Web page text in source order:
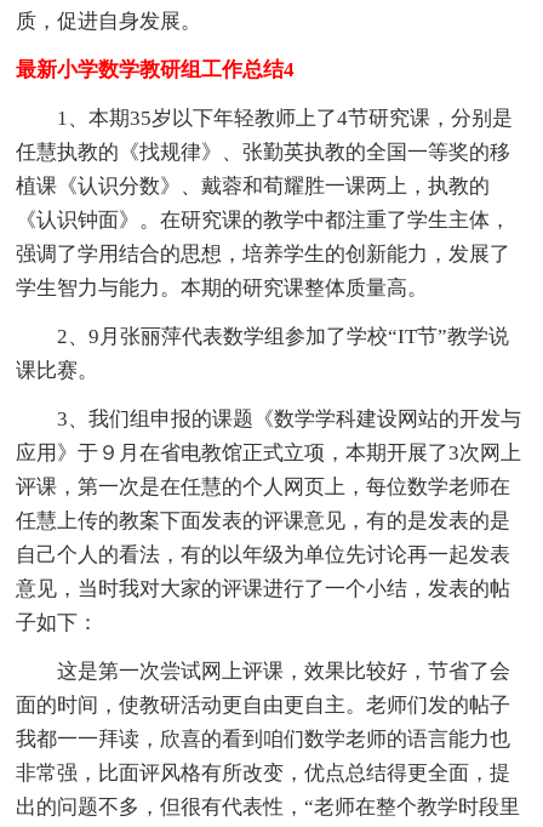
质，促进自身发展。
最新小学数学教研组工作总结4
1、本期35岁以下年轻教师上了4节研究课，分别是
任慧执教的《找规律》、张勤英执教的全国一等奖的移
植课《认识分数》、戴蓉和荀耀胜一课两上，执教的
《认识钟面》。在研究课的教学中都注重了学生主体，
强调了学用结合的思想，培养学生的创新能力，发展了
学生智力与能力。本期的研究课整体质量高。
2、9月张丽萍代表数学组参加了学校“IT节”教学说
课比赛。
3、我们组申报的课题《数学学科建设网站的开发与
应用》于９月在省电教馆正式立项，本期开展了3次网上
评课，第一次是在任慧的个人网页上，每位数学老师在
任慧上传的教案下面发表的评课意见，有的是发表的是
自己个人的看法，有的以年级为单位先讨论再一起发表
意见，当时我对大家的评课进行了一个小结，发表的帖
子如下：
这是第一次尝试网上评课，效果比较好，节省了会
面的时间，使教研活动更自由更自主。老师们发的帖子
我都一一拜读，欣喜的看到咱们数学老师的语言能力也
非常强，比面评风格有所改变，优点总结得更全面，提
出的问题不多，但很有代表性，“老师在整个教学时段里